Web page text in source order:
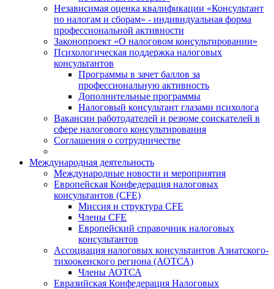
Независимая оценка квалификации «Консультант
по налогам и сборам» - индивидуальная форма
профессиональной активности
Законопроект «О налоговом консультировании»
Психологическая поддержка налоговых
консультантов
Программы в зачет баллов за
профессиональную активность
Дополнительные программы
Налоговый консультант глазами психолога
Вакансии работодателей и резюме соискателей в
сфере налогового консультирования
Соглашения о сотрудничестве
Международная деятельность
Международные новости и мероприятия
Европейская Конфедерация налоговых
консультантов (CFE)
Миссия и структура CFE
Члены CFE
Европейский справочник налоговых
консультантов
Ассоциация налоговых консультантов Азиатского-
тихоокенского региона (АОТСА)
Члены АОТСА
Евразийская Конфедерация Налоговых